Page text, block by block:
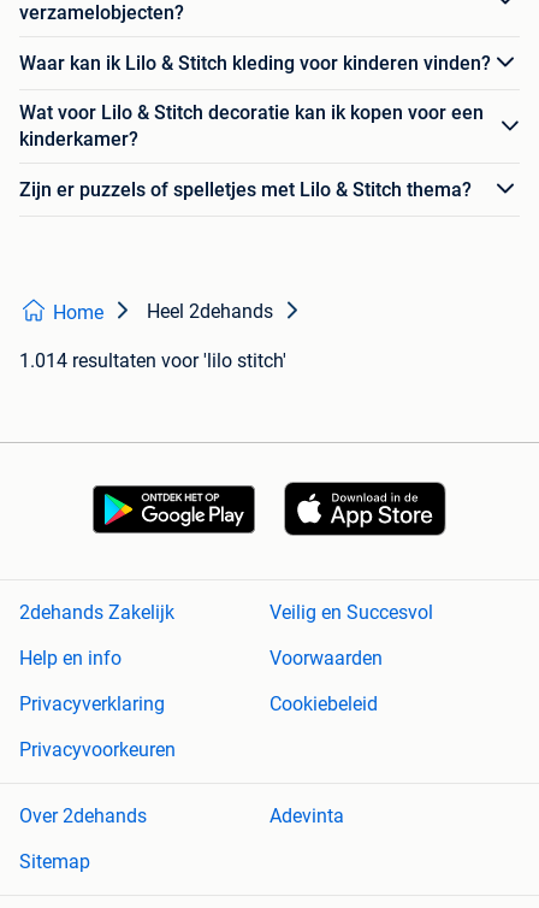
verzamelobjecten?
Waar kan ik Lilo & Stitch kleding voor kinderen vinden?
Wat voor Lilo & Stitch decoratie kan ik kopen voor een
kinderkamer?
Zijn er puzzels of spelletjes met Lilo & Stitch thema?
Home Heel 2dehands
1.014 resultaten voor 'lilo stitch'
2dehands Zakelijk
Veilig en Succesvol
Help en info
Voorwaarden
Privacyverklaring
Cookiebeleid
Privacyvoorkeuren
Over 2dehands
Adevinta
Sitemap